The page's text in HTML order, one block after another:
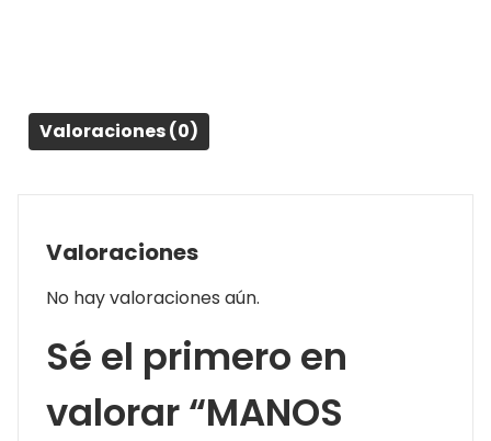
Valoraciones (0)
Valoraciones
No hay valoraciones aún.
Sé el primero en
valorar “MANOS